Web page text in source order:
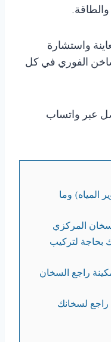
والطاقة.
واستشارة
الفوري في كل
عبر واتساب
المياه) وما
المركزي
بحاجة لتركيب
راجع السخان
راجع لسخانك